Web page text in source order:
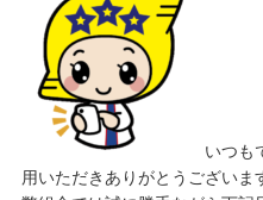
いつも
用いただきありがとうございま